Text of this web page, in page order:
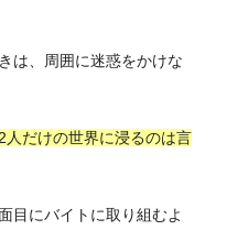
は、周囲に迷惑をかけな
だけの世界に浸るのは言
目にバイトに取り組むよ